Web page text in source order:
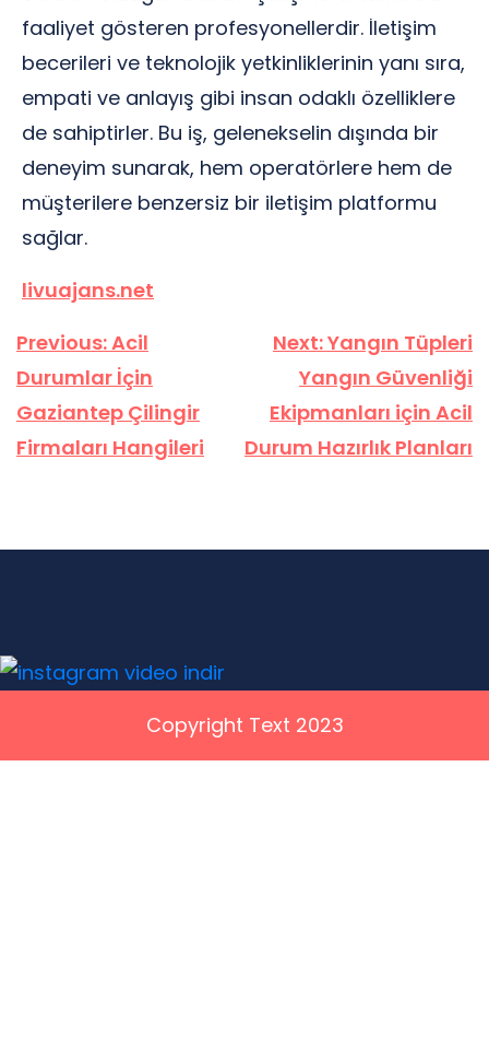
faaliyet gösteren profesyonellerdir. İletişim
becerileri ve teknolojik yetkinliklerinin yanı sıra,
empati ve anlayış gibi insan odaklı özelliklere
de sahiptirler. Bu iş, gelenekselin dışında bir
deneyim sunarak, hem operatörlere hem de
müşterilere benzersiz bir iletişim platformu
sağlar.
livuajans.net
Yazı
gezinmesi
Previous:Acil
Durumlar İçin
Gaziantep Çilingir
Firmaları Hangileri
Next:Yangın Tüpleri
Yangın Güvenliği
Ekipmanları için Acil
Durum Hazırlık Planları
Copyright Text 2023